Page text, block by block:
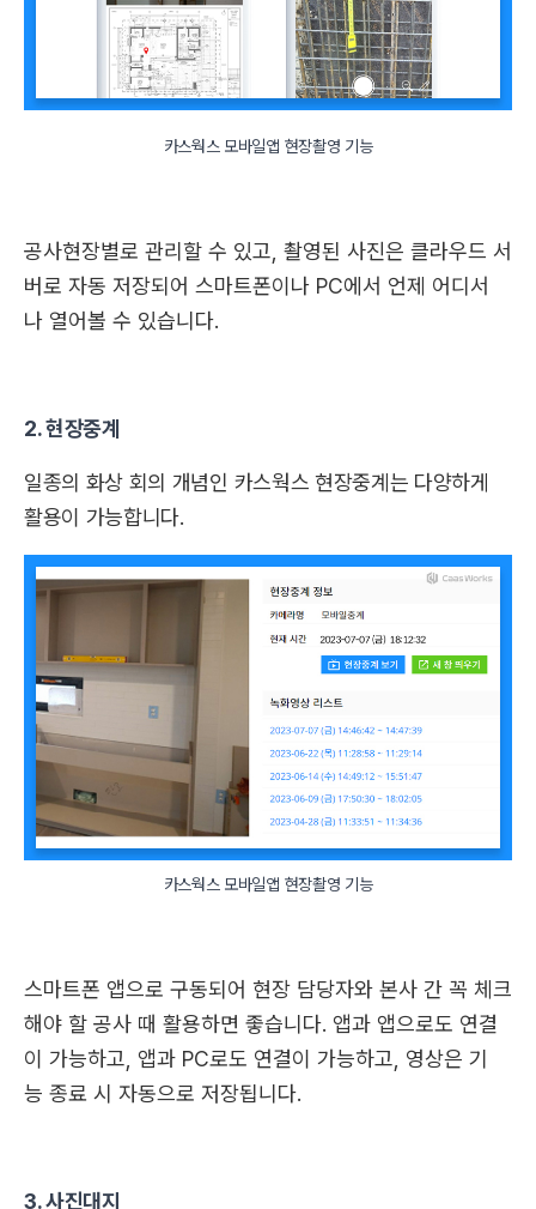
카스웍스 모바일앱 현장촬영 기능
공사현장별로 관리할 수 있고, 촬영된 사진은 클라우드 서
버로 자동 저장되어 스마트폰이나 PC에서 언제 어디서
나 열어볼 수 있습니다.
2. 현장중계
일종의 화상 회의 개념인 카스웍스 현장중계는 다양하게
활용이 가능합니다.
카스웍스 모바일앱 현장촬영 기능
스마트폰 앱으로 구동되어 현장 담당자와 본사 간 꼭 체크
해야 할 공사 때 활용하면 좋습니다. 앱과 앱으로도 연결
이 가능하고, 앱과 PC로도 연결이 가능하고, 영상은 기
능 종료 시 자동으로 저장됩니다.
3. 사진대지